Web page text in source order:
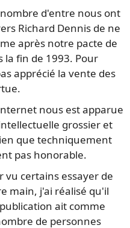
d'entre nous ont
Richard Dennis de ne
après notre pacte de
la fin de 1993. Pour
apprécié la vente des
nous est apparue
grossier et
que techniquement
pas honorable.
vu certains essayer de
main, j'ai réalisé qu'il
ait comme
de personnes